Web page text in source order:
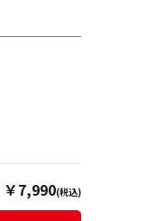
￥7,990(税込)